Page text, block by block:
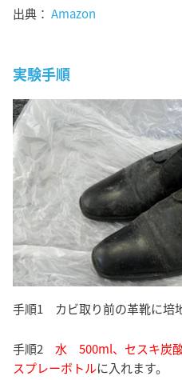
出典： Amazon
実験手順
手順1 カビ取り前の革靴に培
手順2 水 500ml、セスキ炭
スプレーボトルに入れます。